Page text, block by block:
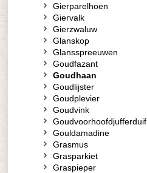
Gierparelhoen
Giervalk
Gierzwaluw
Glanskop
Glansspreeuwen
Goudfazant
Goudhaan
Goudlijster
Goudplevier
Goudvink
Goudvoorhoofdjufferduif
Gouldamadine
Grasmus
Grasparkiet
Graspieper